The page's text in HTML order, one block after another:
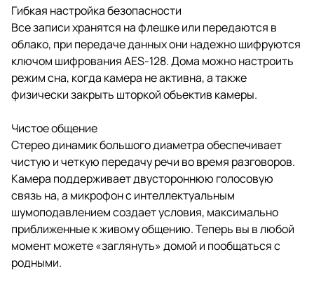
Гибкая настройка безопасности
Все записи хранятся на флешке или передаются в
облако, при передаче данных они надежно шифруются
ключом шифрования AES-128. Дома можно настроить
режим сна, когда камера не активна, а также
физически закрыть шторкой объектив камеры.
Чистое общение
Стерео динамик большого диаметра обеспечивает
чистую и четкую передачу речи во время разговоров.
Камера поддерживает двустороннюю голосовую
связь на, а микрофон с интеллектуальным
шумоподавлением создает условия, максимально
приближенные к живому общению. Теперь вы в любой
момент можете «заглянуть» домой и пообщаться с
родными.